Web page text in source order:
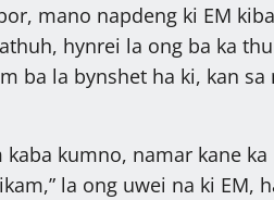
mano napdeng ki EM
hynrei la ong ba ka
ba la bynshet ha ki, kan sa
kumno, namar kane ka
la ong uwei na ki EM,